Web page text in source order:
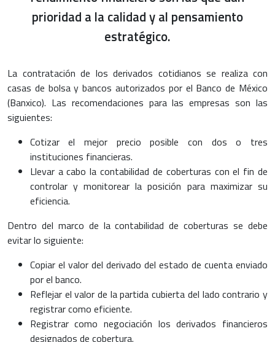
prioridad a la calidad y al pensamiento
estratégico.
La contratación de los derivados cotidianos se realiza con
casas de bolsa y bancos autorizados por el Banco de México
(Banxico). Las recomendaciones para las empresas son las
siguientes:
Cotizar el mejor precio posible con dos o tres
instituciones financieras.
Llevar a cabo la contabilidad de coberturas con el fin de
controlar y monitorear la posición para maximizar su
eficiencia.
Dentro del marco de la contabilidad de coberturas se debe
evitar lo siguiente:
Copiar el valor del derivado del estado de cuenta enviado
por el banco.
Reflejar el valor de la partida cubierta del lado contrario y
registrar como eficiente.
Registrar como negociación los derivados financieros
designados de cobertura.